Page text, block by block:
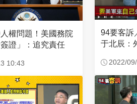
權問題！美國務院
證」：追究責任
10:43
94要客訴
于北辰：
2022/